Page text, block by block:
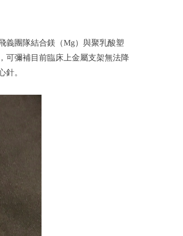
義團隊結合鎂（Mg）與聚乳酸塑
可彌補目前臨床上金屬支架無法降
針。